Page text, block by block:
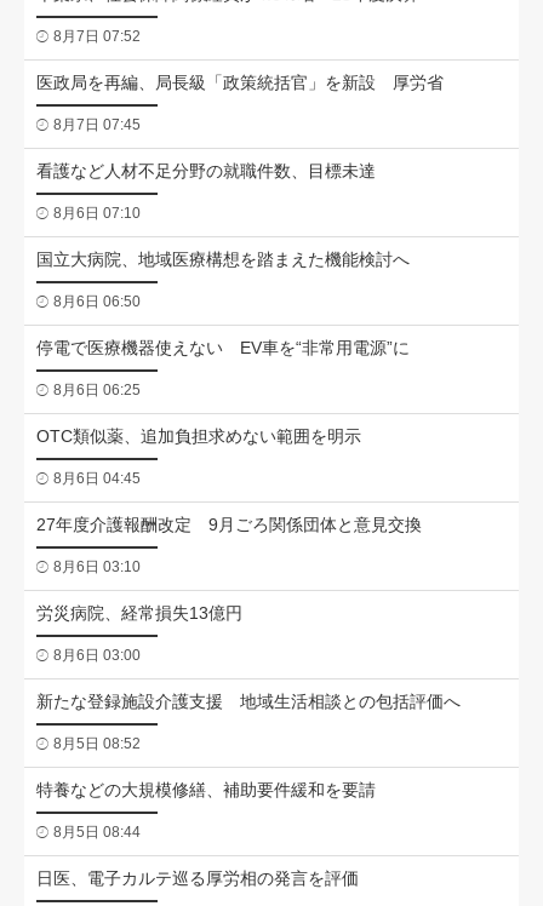
8月7日 07:52
医政局を再編、局長級「政策統括官」を新設 厚労省
8月7日 07:45
看護など人材不足分野の就職件数、目標未達
8月6日 07:10
国立大病院、地域医療構想を踏まえた機能検討へ
8月6日 06:50
停電で医療機器使えない EV車を“非常用電源”に
8月6日 06:25
OTC類似薬、追加負担求めない範囲を明示
8月6日 04:45
27年度介護報酬改定 9月ごろ関係団体と意見交換
8月6日 03:10
労災病院、経常損失13億円
8月6日 03:00
新たな登録施設介護支援 地域生活相談との包括評価へ
8月5日 08:52
特養などの大規模修繕、補助要件緩和を要請
8月5日 08:44
日医、電子カルテ巡る厚労相の発言を評価